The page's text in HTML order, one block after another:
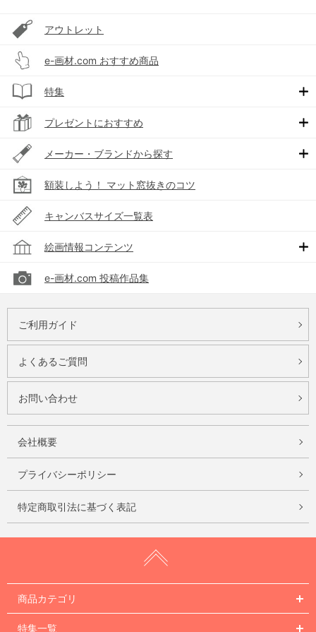
アウトレット
e-画材.com おすすめ商品
特集
プレゼントにおすすめ
メーカー・ブランドから探す
額装しよう！ マット窓抜きのコツ
キャンバスサイズ一覧表
絵画情報コンテンツ
e-画材.com 投稿作品集
ご利用ガイド
よくあるご質問
お問い合わせ
会社概要
プライバシーポリシー
特定商取引法に基づく表記
商品カテゴリ
特集一覧